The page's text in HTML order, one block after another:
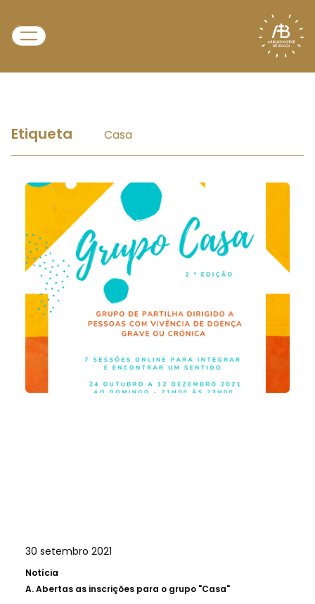
Etiqueta Casa
30 setembro 2021
Notícia
A.Abertas as inscrições para o grupo "Casa"